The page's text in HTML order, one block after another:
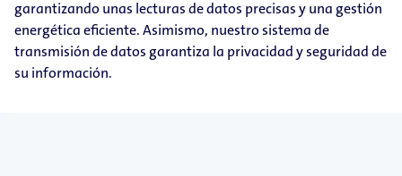
garantizando unas lecturas de datos precisas y una gestión
energética eficiente. Asimismo, nuestro sistema de
transmisión de datos garantiza la privacidad y seguridad de
su información.